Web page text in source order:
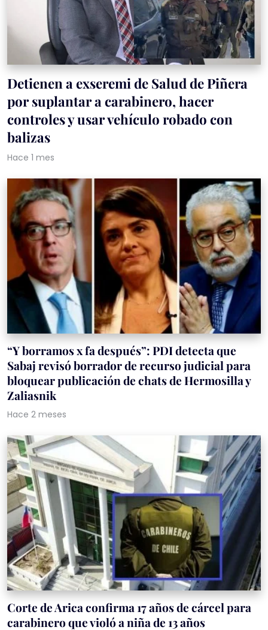
Detienen a exseremi de Salud de Piñera
por suplantar a carabinero, hacer
controles y usar vehículo robado con
balizas
Hace 1 mes
“Y borramos x fa después”: PDI detecta que
Sabaj revisó borrador de recurso judicial para
bloquear publicación de chats de Hermosilla y
Zaliasnik
Hace 2 meses
Corte de Arica confirma 17 años de cárcel para
carabinero que violó a niña de 13 años